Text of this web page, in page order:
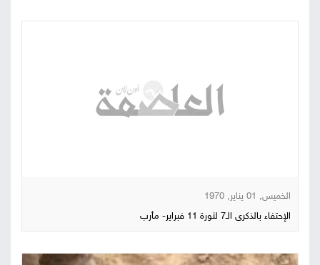
الخميس, 01 يناير, 1970
الإحتفاء بالذكرى الـ7 لثورة 11 فبراير- مأرب